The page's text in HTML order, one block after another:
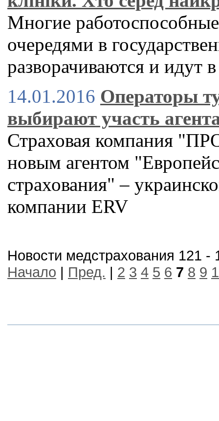
Многие
очередями в
разворачиваются и идут
14.01.2016 Операторы
выбирают участь
Страховая компания
новым агентом
страхования" –
компании ERV
Новости медстрахования 121 -
Начало | Пред. | 2 3 4 5 6 7 8 9